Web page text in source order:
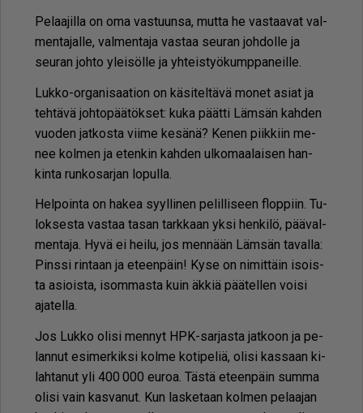
Pe­laa­jil­la on oma vas­tuun­sa, mut­ta he vas­taa­vat val­
men­ta­jal­le, val­men­ta­ja vas­taa seu­ran joh­dol­le ja
seu­ran joh­to ylei­söl­le ja yh­teis­työ­kump­pa­neil­le.
Luk­ko-or­ga­ni­saa­ti­on on kä­si­tel­tä­vä mo­net asi­at ja
teh­tä­vä joh­to­pää­tök­set: kuka päät­ti Läm­sän kah­den
vuo­den jat­kos­ta vii­me ke­sä­nä? Ke­nen piik­kiin me­
nee kol­men ja eten­kin kah­den ul­ko­maa­lai­sen han­
kin­ta run­ko­sar­jan lo­pul­la.
Hel­poin­ta on ha­kea syyl­li­nen pe­lil­li­seen flop­piin. Tu­
lok­ses­ta vas­taa ta­san tark­kaan yk­si hen­ki­lö, pää­val­
men­ta­ja. Hyvä ei hei­lu, jos men­nään Läm­sän ta­val­la:
Pins­si rin­taan ja eteen­päin! Kyse on ni­mit­täin isois­
ta asi­ois­ta, isom­mas­ta kuin äk­kiä pää­tel­len voi­si
aja­tel­la.
Jos Luk­ko oli­si men­nyt HPK-sar­jas­ta jat­koon ja pe­
lan­nut esi­mer­kik­si kol­me ko­ti­pe­liä, oli­si kas­saan ki­
lah­ta­nut yli 400 000 eu­roa. Täs­tä eteen­päin sum­ma
oli­si vain kas­va­nut. Kun las­ke­taan kol­men pe­laa­jan